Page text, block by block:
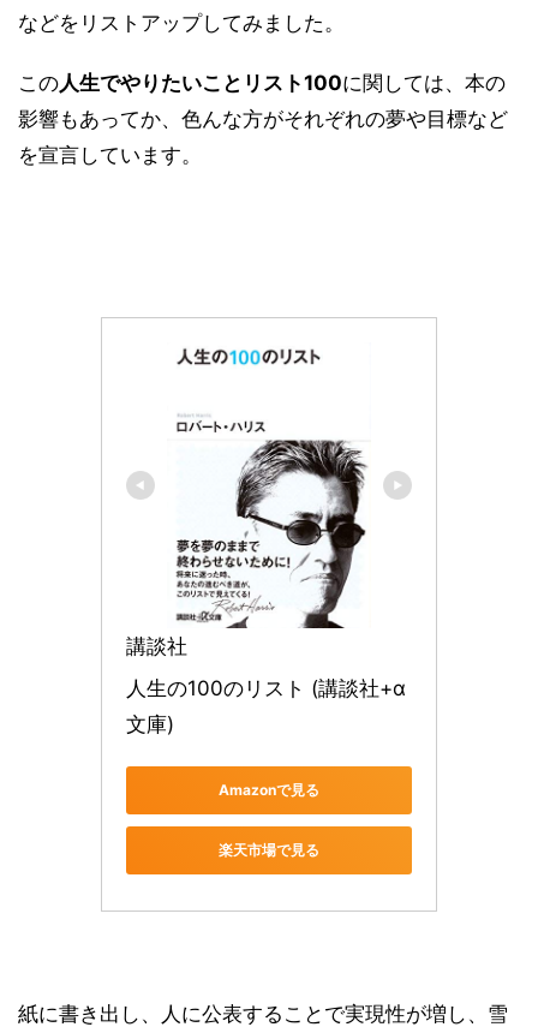
などをリストアップしてみました。
この人生でやりたいことリスト100に関しては、本の
影響もあってか、色んな方がそれぞれの夢や目標など
を宣言しています。
講談社
人生の100のリスト (講談社+α
文庫)
Amazonで見る
楽天市場で見る
紙に書き出し、人に公表することで実現性が増し、雪